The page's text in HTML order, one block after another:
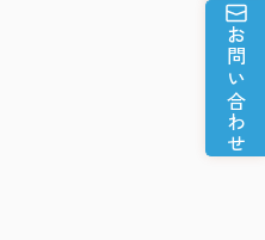
お問い合わせ